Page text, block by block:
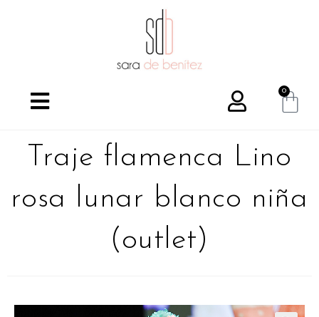
0
Traje flamenca Lino
rosa lunar blanco niña
(outlet)